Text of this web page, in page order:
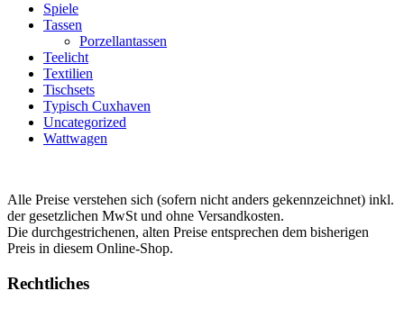
Spiele
Tassen
Porzellantassen
Teelicht
Textilien
Tischsets
Typisch Cuxhaven
Uncategorized
Wattwagen
Alle Preise verstehen sich (sofern nicht anders gekennzeichnet) inkl.
der gesetzlichen MwSt und ohne Versandkosten.
Die durchgestrichenen, alten Preise entsprechen dem bisherigen
Preis in diesem Online-Shop.
Rechtliches